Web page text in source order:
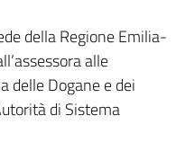
della Regione Emilia-
alle
delle Dogane e dei
di Sistema